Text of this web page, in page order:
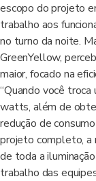
escopo do projeto
trabalho aos
no turno da noite.
GreenYellow,
maior, focado na
“Quando você
watts, além de
redução de
projeto completo, a
de toda a
trabalho das